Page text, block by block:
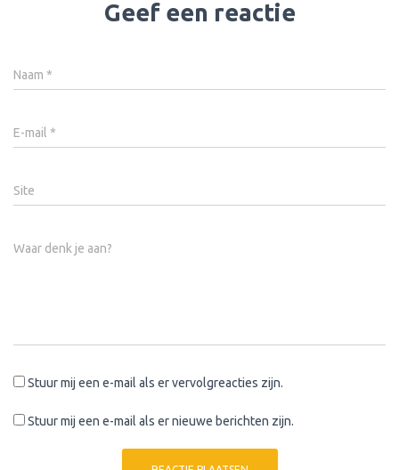
Geef een reactie
Naam *
E-mail *
Site
Waar denk je aan?
Stuur mij een e-mail als er vervolgreacties zijn.
Stuur mij een e-mail als er nieuwe berichten zijn.